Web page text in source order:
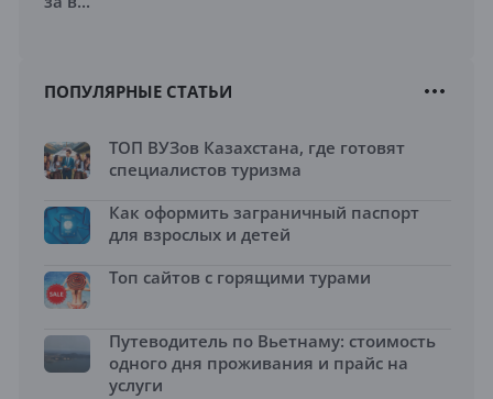
ПОПУЛЯРНЫЕ СТАТЬИ
ТОП ВУЗов Казахстана, где готовят
специалистов туризма
Как оформить заграничный паспорт
для взрослых и детей
Топ сайтов с горящими турами
Путеводитель по Вьетнаму: стоимость
одного дня проживания и прайс на
услуги